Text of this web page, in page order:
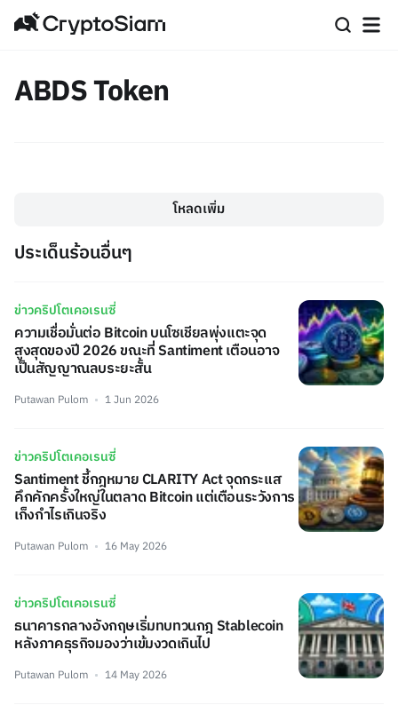
ABDS Token
โหลดเพิ่ม
ประเด็นร้อนอื่นๆ
ข่าวคริปโตเคอเรนซี่
ความเชื่อมั่นต่อ Bitcoin บนโซเชียลพุ่งแตะจุด
สูงสุดของปี 2026 ขณะที่ Santiment เตือนอาจ
เป็นสัญญาณลบระยะสั้น
Putawan Pulom 1 Jun 2026
ข่าวคริปโตเคอเรนซี่
Santiment ชี้กฎหมาย CLARITY Act จุดกระแส
คึกคักครั้งใหญ่ในตลาด Bitcoin แต่เตือนระวังการ
เก็งกำไรเกินจริง
Putawan Pulom 16 May 2026
ข่าวคริปโตเคอเรนซี่
ธนาคารกลางอังกฤษเริ่มทบทวนกฎ Stablecoin
หลังภาคธุรกิจมองว่าเข้มงวดเกินไป
Putawan Pulom 14 May 2026